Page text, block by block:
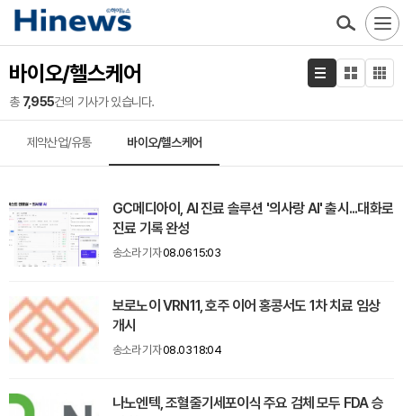
바이오/헬스케어
총 7,955건의 기사가 있습니다.
제약산업/유통 바이오/헬스케어
GC메디아이, AI 진료 솔루션 '의사랑 AI' 출시...대화로
진료 기록 완성
송소라 기자08.06 15:03
보로노이 VRN11, 호주 이어 홍콩서도 1차 치료 임상
개시
송소라 기자08.03 18:04
나노엔텍, 조혈줄기세포이식 주요 검체 모두 FDA 승